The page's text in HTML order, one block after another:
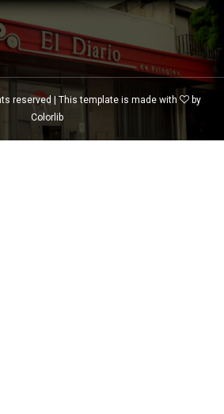
reserved | This template is made with
by
Colorlib